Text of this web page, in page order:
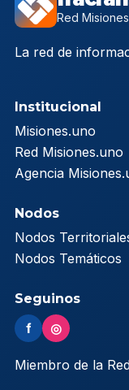
Red
La red de
Institucional
Misiones.uno
Red Misiones.uno
Agencia
Nodos
Nodos
Nodos Temáticos
Seguinos
f ◎
Miembro de la